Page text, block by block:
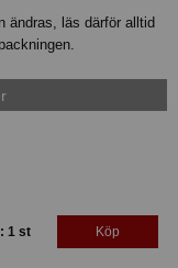
ändras, läs därför alltid
1 st Köp